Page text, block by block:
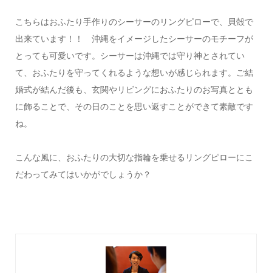
こちらはおふたり手作りのシーサーのリングピローで、貝殻で
出来ています！！ 沖縄をイメージしたシーサーのモチーフが
とっても可愛いです。シーサーは沖縄では守り神とされてい
て、おふたりを守ってくれるような想いが感じられます。ご結
婚式が結んだ後も、玄関やリビングにおふたりのお写真ととも
に飾ることで、その日のことを思い返すことができて素敵です
ね。
こんな風に、おふたりの大切な指輪を乗せるリングピローにこ
だわってみてはいかがでしょうか？